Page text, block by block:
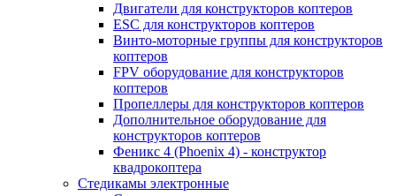
Двигатели для конструкторов коптеров
ESC для конструкторов коптеров
Винто-моторные группы для конструкторов
коптеров
FPV оборудование для конструкторов
коптеров
Пропеллеры для конструкторов коптеров
Дополнительное оборудование для
конструкторов коптеров
Феникс 4 (Phoenix 4) - конструктор
квадрокоптера
Cтедикамы электронные